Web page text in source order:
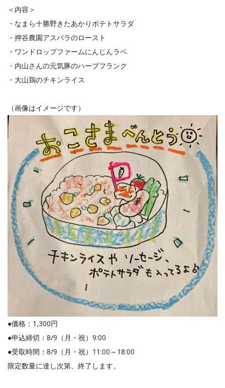
＜内容＞
・なまら十勝野きたあかりポテトサラダ
・押谷農園アスパラのロースト
・ワンドロップファームにんじんラペ
・内山さんの元気豚のハーブフランク
・大山鶏のチキンライス
（画像はイメージです）
●価格：1,300円
●申込締切：8/9（月・祝）9:00
●受取時間：8/9（月・祝）11:00～18:00
限定数量に達し次第、終了します。